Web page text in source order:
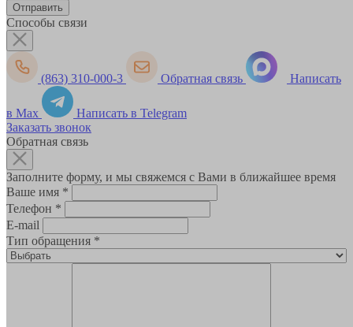
Способы связи
(863) 310-000-3 Обратная связь Написать
в Max
Написать в Telegram
Заказать звонок
Обратная связь
Заполните форму, и мы свяжемся с Вами в ближайшее время
Ваше имя *
Телефон *
E-mail
Тип обращения *